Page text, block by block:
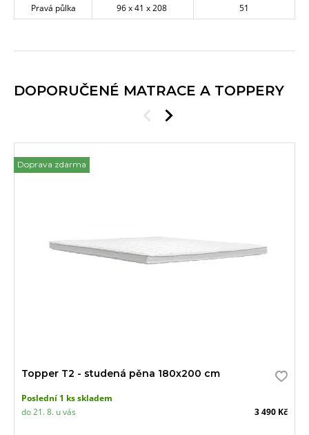
Pravá půlka
96 x 41 x 208 51
DOPORUČENÉ MATRACE A TOPPERY
Doprava zdarma
Topper T2 - studená pěna 180x200 cm
Poslední 1 ks skladem
do 21. 8. u vás
3 490 Kč